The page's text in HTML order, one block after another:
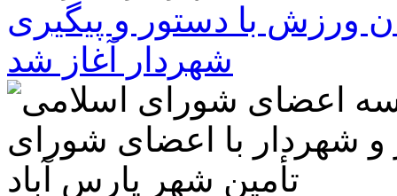
ورزش با دستور و پیگیری
شهردار آغاز شد